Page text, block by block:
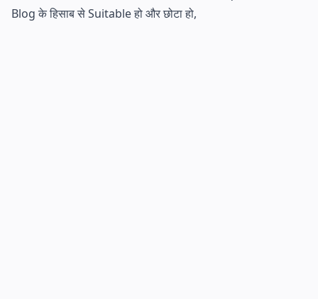
Blog के हिसाब से Suitable हो और छोटा हो,